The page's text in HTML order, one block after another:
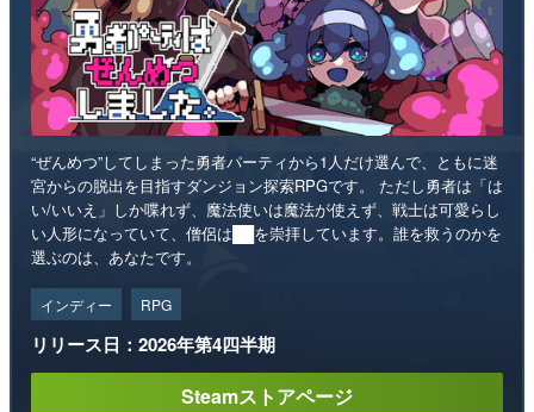
“ぜんめつ”してしまった勇者パーティから1人だけ選んで、ともに迷
宮からの脱出を目指すダンジョン探索RPGです。 ただし勇者は「は
い/いいえ」しか喋れず、魔法使いは魔法が使えず、戦士は可愛らし
い人形になっていて、僧侶は██を崇拝しています。誰を救うのかを
選ぶのは、あなたです。
インディー RPG
リリース日：2026年第4四半期
Steamストアページ